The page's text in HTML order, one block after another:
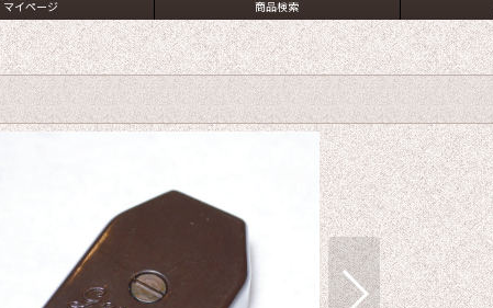
マイページ 商品検索